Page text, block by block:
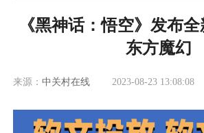
《黑神话：悟空》发布
东方魔幻
来源： 中关村在线 2023-08-23 13:08:08